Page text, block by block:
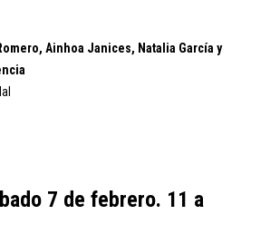
Ainhoa Janices, Natalia García y
7 de febrero. 11 a